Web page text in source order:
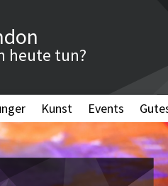
heute tun?
Kunst Events